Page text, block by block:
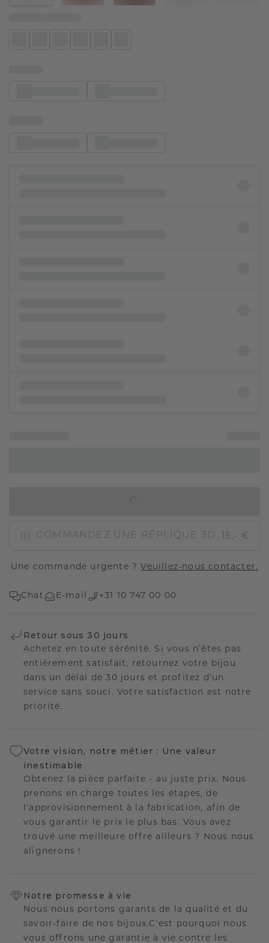
COMMANDEZ UNE RÉPLIQUE 3D 15,- €
Une commande urgente ?Veuillez-nous contacter.
Chat E-mail +31 10 747 00 00
Retour sous 30 jours
Achetez en toute sérénité. Si vous n’êtes pas
entièrement satisfait, retournez votre bijou
dans un délai de 30 jours et profitez d’un
service sans souci. Votre satisfaction est notre
priorité.
Votre vision, notre métier : Une valeur
inestimable
Obtenez la pièce parfaite - au juste prix. Nous
prenons en charge toutes les étapes, de
l'approvisionnement à la fabrication, afin de
vous garantir le prix le plus bas. Vous avez
trouvé une meilleure offre ailleurs ? Nous nous
alignerons !
Notre promesse à vie
Nous nous portons garants de la qualité et du
savoir-faire de nos bijoux.C'est pourquoi nous
vous offrons une garantie à vie contre les